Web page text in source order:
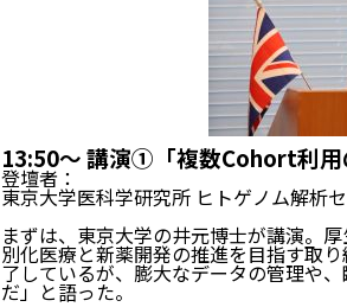
13:50～ 講演①「複数Cohort利用
登壇者：
東京大学医科学研究所 ヒトゲノム解析
まずは、東京大学の井元博士が講演。
別化医療と新薬開発の推進を目指す取
了しているが、膨大なデータの管理や
だ」と語った。